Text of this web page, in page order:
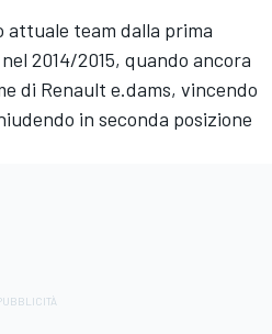
attuale team dalla prima
2014/2015, quando ancora
di Renault e.dams, vincendo
in seconda posizione